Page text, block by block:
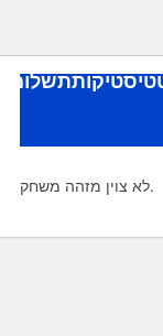
תשלומים
לא צוין מזהה משחק.